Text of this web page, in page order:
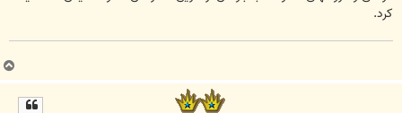
کرد.
ب
ا